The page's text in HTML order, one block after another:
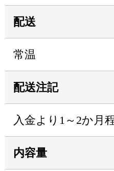
配送
常温
配送注記
入金より1～2か月
内容量